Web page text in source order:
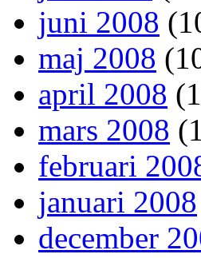
juni 2008
maj 2008
april 2008
mars 2008
februari
januari 2008
december